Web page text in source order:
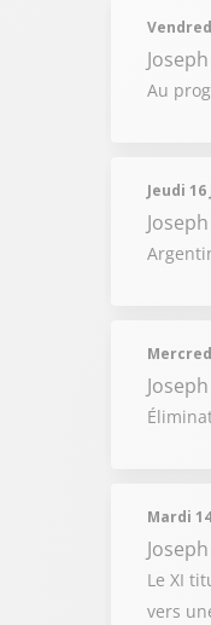
Au
Jeudi
Mardi
Le XI
vers